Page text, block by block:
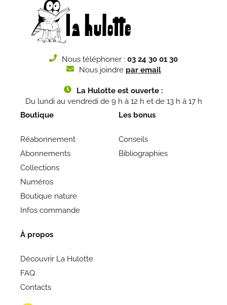
Nous téléphoner : 03 24 30 01 30
Nous joindre par email
La Hulotte est ouverte :
Du lundi au vendredi de 9 h à 12 h et de 13 h à 17 h
Boutique
Réabonnement
Abonnements
Collections
Numéros
Boutique nature
Infos commande
Les bonus
Conseils
Bibliographies
À propos
Découvrir La Hulotte
FAQ
Contacts